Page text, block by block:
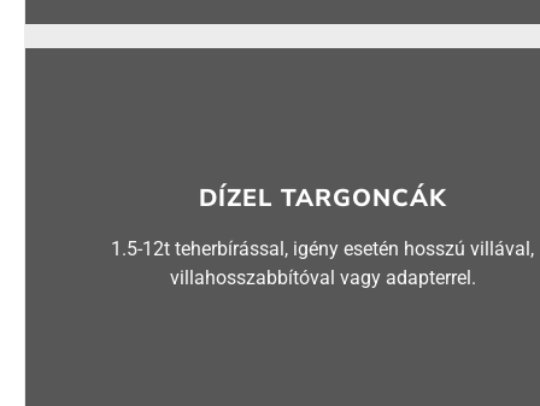
DÍZEL TARGONCÁK
1.5-12t teherbírással, igény esetén hosszú villával,
villahosszabbítóval vagy adapterrel.